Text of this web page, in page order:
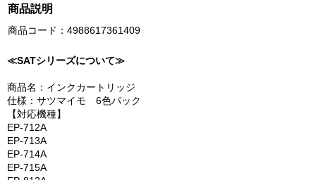
商品説明
商品コード：4988617361409
≪SATシリーズについて≫
商品名：インクカートリッジ
仕様：サツマイモ 6色パック
【対応機種】
EP-712A
EP-713A
EP-714A
EP-715A